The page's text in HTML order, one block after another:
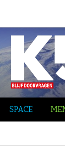
SPACE